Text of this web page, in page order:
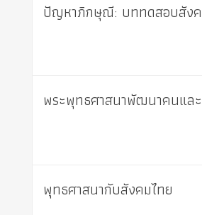
ปัญหาภิกษุณี: บททดสอบสังค
พระพุทธศาสนาพัฒนาคนแล
พุทธศาสนากับสังคมไทย